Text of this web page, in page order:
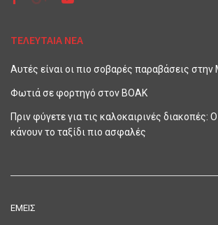
ΤΕΛΕΥΤΑΙΑ ΝΕΑ
Αυτές είναι οι πιο σοβαρές παραβάσεις στην
Φωτιά σε φορτηγό στον ΒΟΑΚ
Πριν φύγετε για τις καλοκαιρινές διακοπές:
κάνουν το ταξίδι πιο ασφαλές
ΕΜΕΙΣ